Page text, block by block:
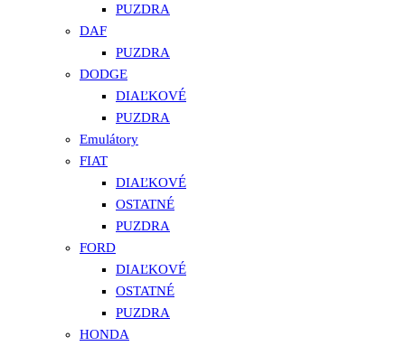
PUZDRA
DAF
PUZDRA
DODGE
DIAĽKOVÉ
PUZDRA
Emulátory
FIAT
DIAĽKOVÉ
OSTATNÉ
PUZDRA
FORD
DIAĽKOVÉ
OSTATNÉ
PUZDRA
HONDA